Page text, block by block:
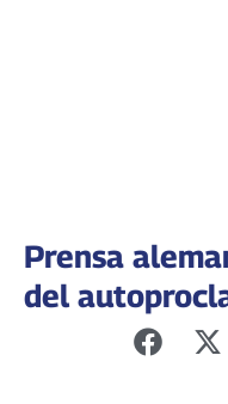
Prensa
del